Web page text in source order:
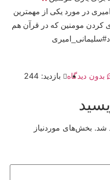
در مورد یکی از مهمترین
کردن مومنین که در قرآن هم
بدون دیدگاه بازدید: 244
شد. بخش‌های موردنیاز